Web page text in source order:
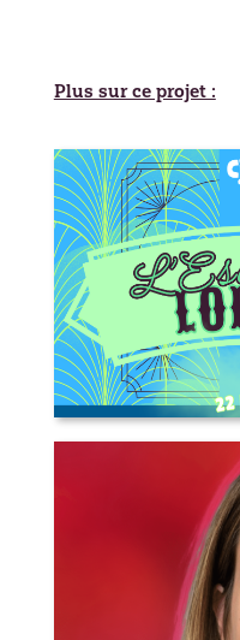
Plus sur ce projet :
L’Escampette à
artistes,